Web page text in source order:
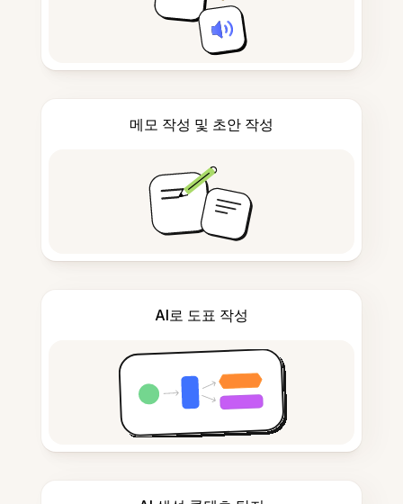
메모 작성 및 초안 작성
AI로 도표 작성